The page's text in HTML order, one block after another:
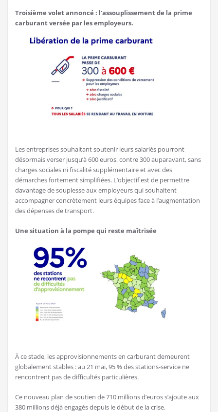
Troisième volet annoncé : l’assouplissement de la prime
carburant versée par les employeurs.
Les entreprises souhaitant soutenir leurs salariés pourront
désormais verser jusqu’à 600 euros, contre 300 auparavant, sans
charges sociales ni fiscalité supplémentaire et avec des
démarches fortement simplifiées. L’objectif est de permettre
davantage de souplesse aux employeurs qui souhaitent
accompagner concrètement leurs équipes face à l’augmentation
des dépenses de transport.
Une situation à la pompe qui reste maîtrisée
À ce stade, les approvisionnements en carburant demeurent
globalement stables : au 21 mai, 95 % des stations-service ne
rencontrent pas de difficultés particulières.
Ce nouveau plan de soutien de 710 millions d’euros s’ajoute aux
380 millions déjà engagés depuis le début de la crise.